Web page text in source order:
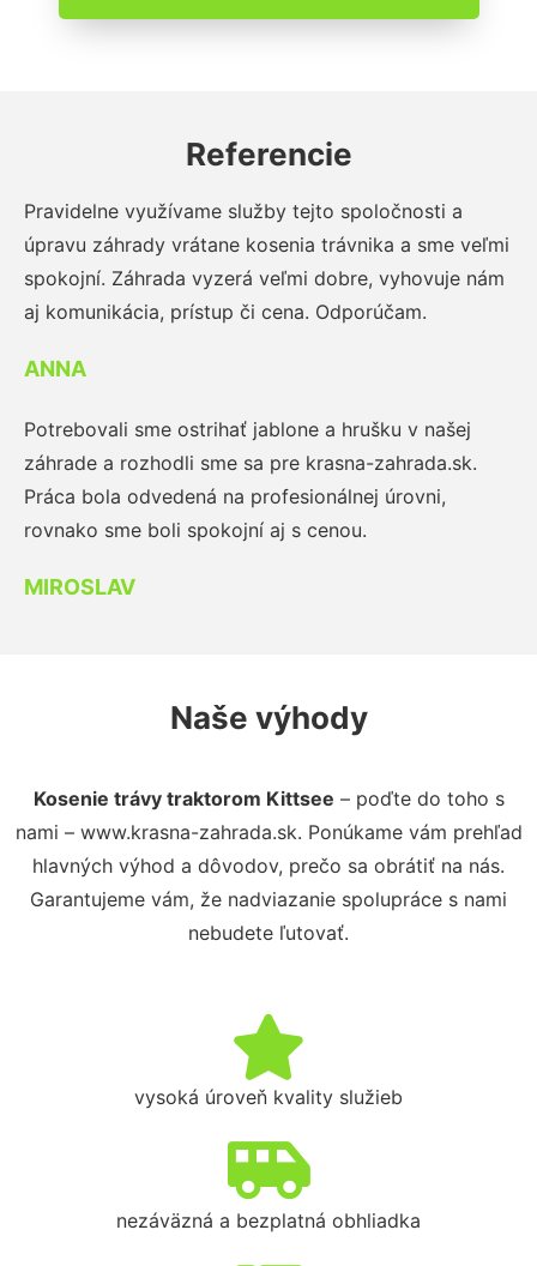
Referencie
Pravidelne využívame služby tejto spoločnosti a
úpravu záhrady vrátane kosenia trávnika a sme veľmi
spokojní. Záhrada vyzerá veľmi dobre, vyhovuje nám
aj komunikácia, prístup či cena. Odporúčam.
ANNA
Potrebovali sme ostrihať jablone a hrušku v našej
záhrade a rozhodli sme sa pre krasna-zahrada.sk.
Práca bola odvedená na profesionálnej úrovni,
rovnako sme boli spokojní aj s cenou.
MIROSLAV
Naše výhody
Kosenie trávy traktorom Kittsee – poďte do toho s
nami – www.krasna-zahrada.sk. Ponúkame vám prehľad
hlavných výhod a dôvodov, prečo sa obrátiť na nás.
Garantujeme vám, že nadviazanie spolupráce s nami
nebudete ľutovať.
vysoká úroveň kvality služieb
nezáväzná a bezplatná obhliadka